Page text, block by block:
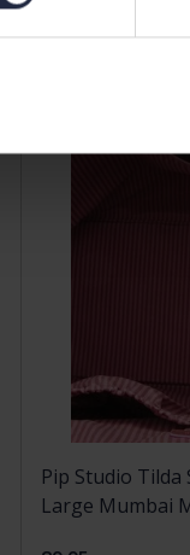
Pip Studio Tilda
Large Mumbai